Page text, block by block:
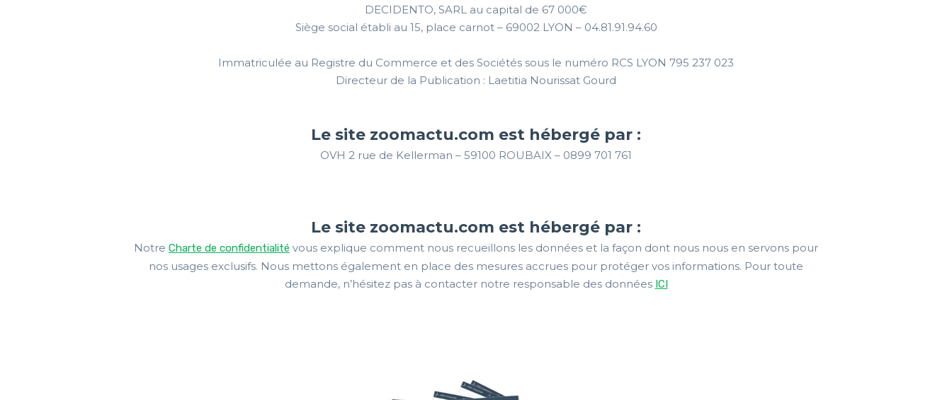
DECIDENTO, SARL au capital de 67 000€
Siège social établi au 15, place carnot – 69002 LYON – 04.81.91.94.60
Immatriculée au Registre du Commerce et des Sociétés sous le numéro RCS LYON 795 237 023
Directeur de la Publication : Laetitia Nourissat Gourd
Le site zoomactu.com est hébergé par :
OVH 2 rue de Kellerman – 59100 ROUBAIX – 0899 701 761
Le site zoomactu.com est hébergé par :
Notre Charte de confidentialité vous explique comment nous recueillons les données et la façon dont nous nous en servons pour
nos usages exclusifs. Nous mettons également en place des mesures accrues pour protéger vos informations. Pour toute
demande, n’hésitez pas à contacter notre responsable des données ICI